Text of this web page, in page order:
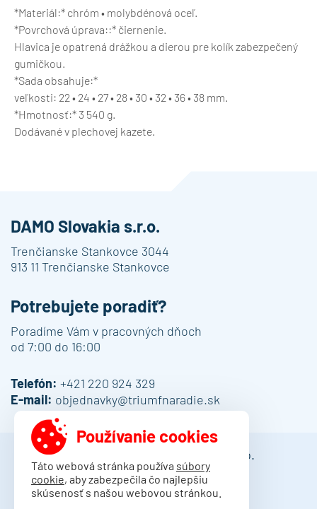
*Materiál:* chróm • molybdénová oceľ.
*Povrchová úprava::* čiernenie.
Hlavica je opatrená drážkou a dierou pre kolík zabezpečený
gumičkou.
*Sada obsahuje:*
veľkosti: 22 • 24 • 27 • 28 • 30 • 32 • 36 • 38 mm.
*Hmotnosť:* 3 540 g.
Dodávané v plechovej kazete.
DAMO Slovakia s.r.o.
Trenčianske Stankovce 3044
913 11 Trenčianske Stankovce
Potrebujete poradiť?
Poradíme Vám v pracovných dňoch
od 7:00 do 16:00
Telefón: +421 220 924 329
E-mail: objednavky@triumfnaradie.sk
© 2013 - 2026 DAMO Slovakia s.r.o.
Obchodné podmienky
Dodacie podmienky
Používanie cookies
Táto webová stránka používa súbory
cookie, aby zabezpečila čo najlepšiu
skúsenosť s našou webovou stránkou.